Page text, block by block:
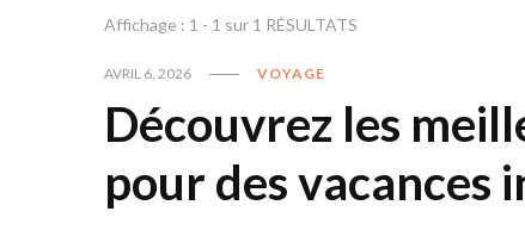
Affichage : 1 - 1 sur 1 RÉSULTATS
AVRIL 6, 2026 VOYAGE
Découvrez les
pour des vacances